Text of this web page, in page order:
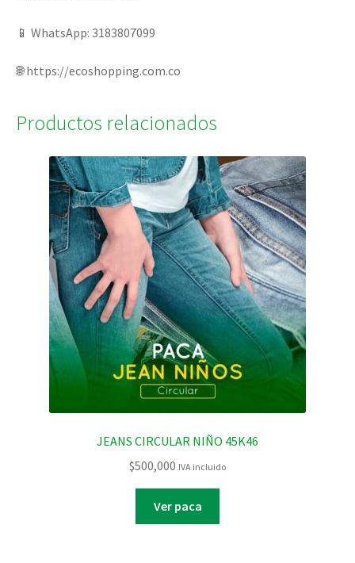
📱 WhatsApp: 3183807099
🌐 https://ecoshopping.com.co
Productos relacionados
JEANS CIRCULAR NIÑO 45K46
$500,000 IVA incluido
Ver paca